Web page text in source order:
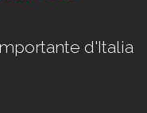
d'Italia